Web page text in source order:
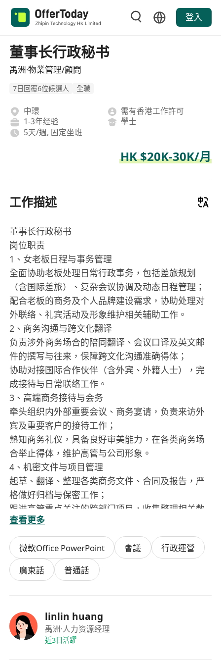
登入
董事长行政秘书
禹洲·物業管理/顧問
7日回覆6位候選人 全職
中環
需有香港工作許可
1-3年经验
學士
5天/週, 固定坐班
HK $20K-30K/月
工作描述
董事长行政秘书
岗位职责
1、女老板日程与事务管理
全面协助老板处理日常行政事务，包括差旅规划
（含国际差旅）、复杂会议协调及动态日程管理；
配合老板的商务及个人品牌建设需求，协助处理对
外联络、礼宾活动及形象维护相关辅助工作。
2、商务沟通与跨文化翻译
负责涉外商务场合的陪同翻译、会议口译及英文邮
件的撰写与往来，保障跨文化沟通准确得体；
协助对接国际合作伙伴（含外宾、外籍人士），完
成接待与日常联络工作。
3、高端商务接待与会务
牵头组织内外部重要会议、商务宴请，负责来访外
宾及重要客户的接待工作；
熟知商务礼仪，具备良好审美能力，在各类商务场
合举止得体，维护高管与公司形象。
4、机密文件与项目管理
起草、翻译、整理各类商务文件、合同及报告，严
格做好归档与保密工作；
跟进高管重点关注的跨部门项目，收集整理相关数
据与信息，并及时反馈进度。
任职要求
教育背景：本科及以上学历，拥有 1-3 年秘书相关
工作经验，有海外留学经历或外企工作经验者优
职业素养：
1、形象气质良好，沟通亲和力强，；国际商务礼
查看更多
微軟Office PowerPoint 會議
行政運營
廣東話
普通話
linlin huang
禹洲·人力资源经理
近3日活躍